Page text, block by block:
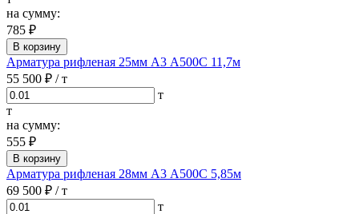
на сумму:
785 ₽
В корзину
Арматура рифленая 25мм А3 А500С 11,7м
55 500 ₽ / т
т
т
на сумму:
555 ₽
В корзину
Арматура рифленая 28мм А3 А500С 5,85м
69 500 ₽ / т
т